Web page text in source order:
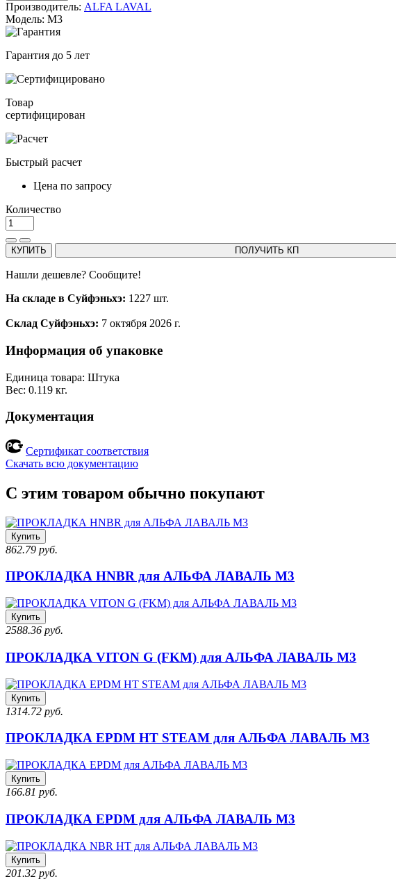
Производитель: ALFA LAVAL
Модель: M3
Гарантия до 5 лет
Товар
сертифицирован
Быстрый расчет
Цена по запросу
Количество
КУПИТЬ ПОЛУЧИТЬ КП
Нашли дешевле? Сообщите!
На складе в Суйфэньхэ: 1227 шт.
Склад Суйфэньхэ: 7 октября 2026 г.
Информация об упаковке
Единица товара: Штука
Вес: 0.119 кг.
Документация
Сертификат соответствия
Скачать всю документацию
С этим товаром обычно покупают
Купить
862.79 руб.
ПРОКЛАДКА HNBR для АЛЬФА ЛАВАЛЬ M3
Купить
2588.36 руб.
ПРОКЛАДКА VITON G (FKM) для АЛЬФА ЛАВАЛЬ M3
Купить
1314.72 руб.
ПРОКЛАДКА EPDM HT STEAM для АЛЬФА ЛАВАЛЬ M3
Купить
166.81 руб.
ПРОКЛАДКА EPDM для АЛЬФА ЛАВАЛЬ M3
Купить
201.32 руб.